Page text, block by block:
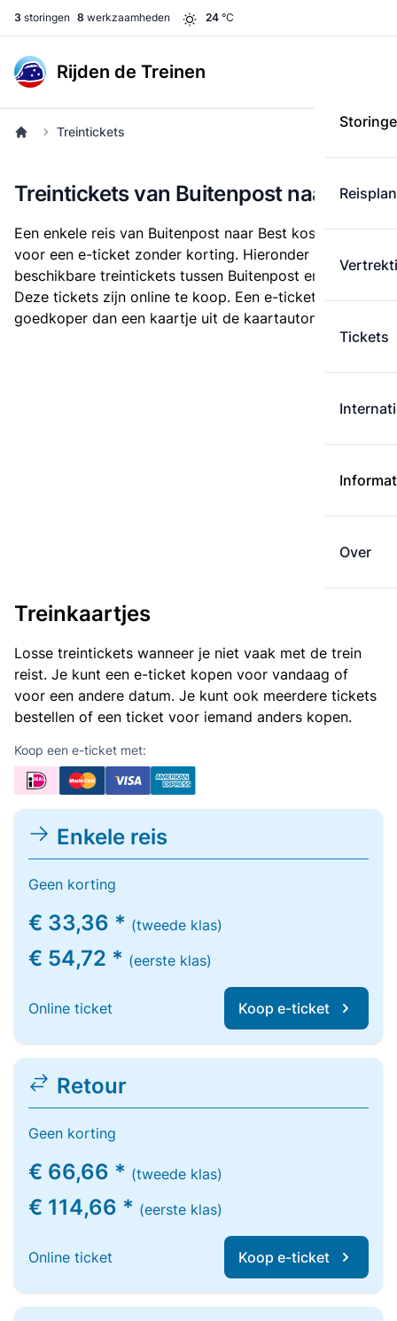
3 storingen 8 werkzaamheden 24 °C
Rijden de Treinen
Tickets
Over
Treintickets
Treintickets van Buitenpost naar Best
Een enkele reis van Buitenpost naar Best kost € 33,36
voor een e-ticket zonder korting. Hieronder staan alle
beschikbare treintickets tussen Buitenpost en Best.
Deze tickets zijn online te koop. Een e-ticket is altijd
goedkoper dan een kaartje uit de kaartautomaat.
Treinkaartjes
Losse treintickets wanneer je niet vaak met de trein
reist. Je kunt een e-ticket kopen voor vandaag of
voor een andere datum. Je kunt ook meerdere tickets
bestellen of een ticket voor iemand anders kopen.
Koop een e-ticket met:
Enkele reis
Geen korting
€ 33,36 * (tweede klas)
€ 54,72 * (eerste klas)
Online ticket Koop e-ticket
Retour
Geen korting
€ 66,66 * (tweede klas)
€ 114,66 * (eerste klas)
Online ticket Koop e-ticket